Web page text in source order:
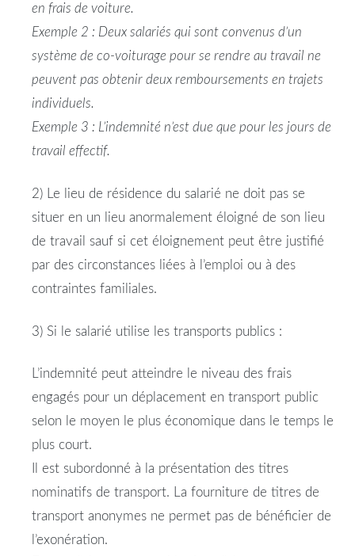
en frais de voiture.
Exemple 2 : Deux salariés qui sont convenus d’un
système de co-voiturage pour se rendre au travail ne
peuvent pas obtenir deux remboursements en trajets
individuels.
Exemple 3 : L’indemnité n’est due que pour les jours de
travail effectif.
2) Le lieu de résidence du salarié ne doit pas se
situer en un
lieu anormalement éloigné de son
lieu
de travail
sauf si cet éloignement peut être justifié
par des circonstances liées à l’emploi ou à des
contraintes familiales.
3) Si le salarié utilise les transports publics :
L’indemnité peut atteindre le niveau des frais
engagés pour un déplacement en transport public
selon le moyen le plus économique dans le temps le
plus court.
Il est subordonné à la présentation des titres
nominatifs de transport. La fourniture de titres de
transport anonymes ne permet pas de bénéficier de
l’exonération.